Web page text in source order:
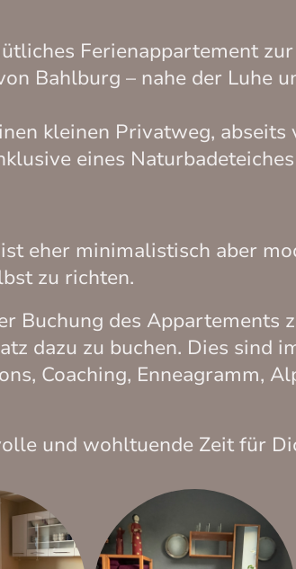
Ferienappartement
Bahlburg – nahe der Luhe
kleinen Privatweg, abseits
eines
eher minimalistisch aber
zu richten.
Buchung des Appartements
dazu zu buchen. Dies sind
Coaching, Enneagramm,
und wohltuende Zeit für